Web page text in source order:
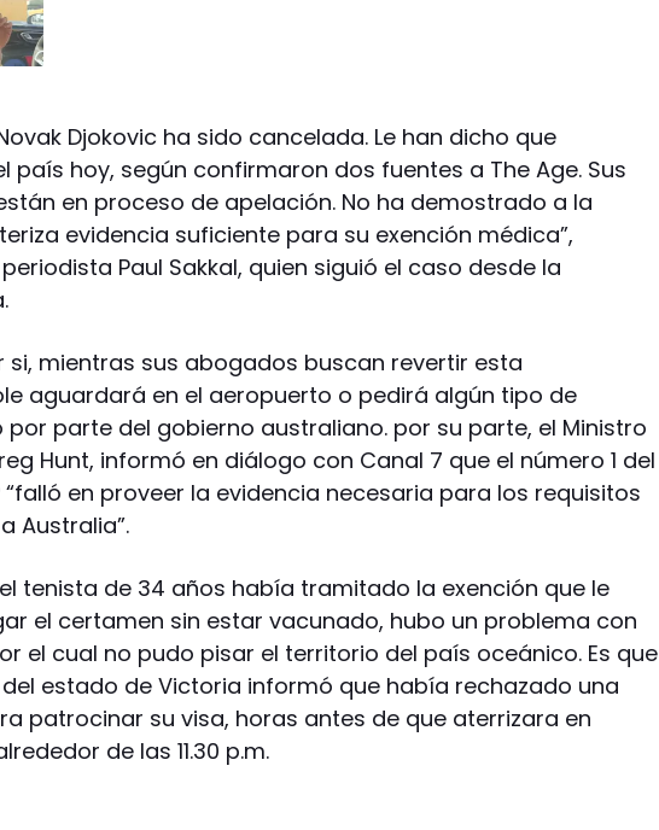
Djokovic ha sido cancelada. Le han dicho que
país hoy, según confirmaron dos fuentes a The Age. Sus
en proceso de apelación. No ha demostrado a la
evidencia suficiente para su exención médica”,
Paul Sakkal, quien siguió el caso desde la
si, mientras sus abogados buscan revertir esta
aguardará en el aeropuerto o pedirá algún tipo de
parte del gobierno australiano. por su parte, el Ministro
Hunt, informó en diálogo con Canal 7 que el número 1 del
“falló en proveer la evidencia necesaria para los requisitos
Australia”.
tenista de 34 años había tramitado la exención que le
el certamen sin estar vacunado, hubo un problema con
el cual no pudo pisar el territorio del país oceánico. Es que
estado de Victoria informó que había rechazado una
patrocinar su visa, horas antes de que aterrizara en
de las 11.30 p.m.